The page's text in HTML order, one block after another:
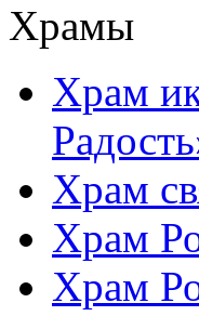
Храмы
Храм
Храм
Храм
Храм